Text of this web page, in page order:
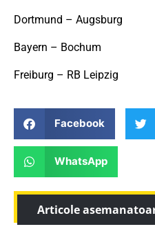
Dortmund – Augsburg
Bayern – Bochum
Freiburg – RB Leipzig
Facebook
WhatsApp
Articole